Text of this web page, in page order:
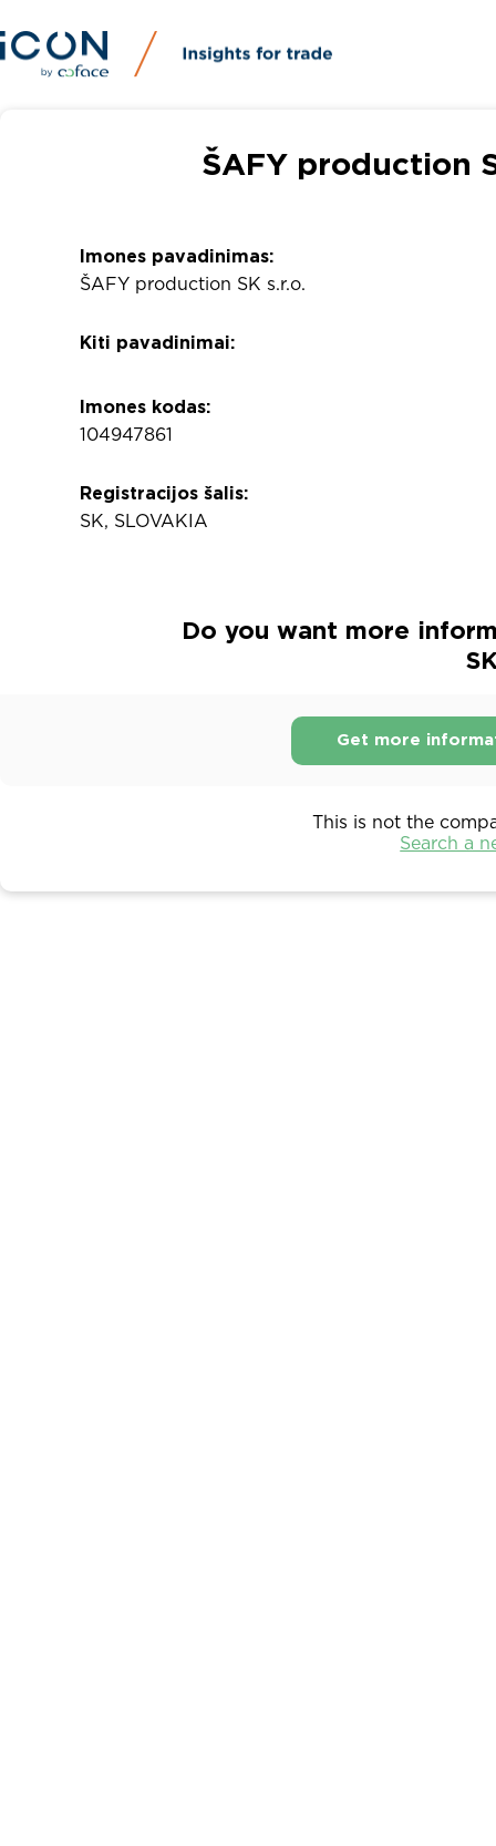
ŠAFY production
Imones pavadinimas:
ŠAFY production SK s.r.o.
Kiti pavadinimai:
Imones kodas:
104947861
Registracijos šalis:
SK, SLOVAKIA
Do you want more
Get more
This is not the
Search a